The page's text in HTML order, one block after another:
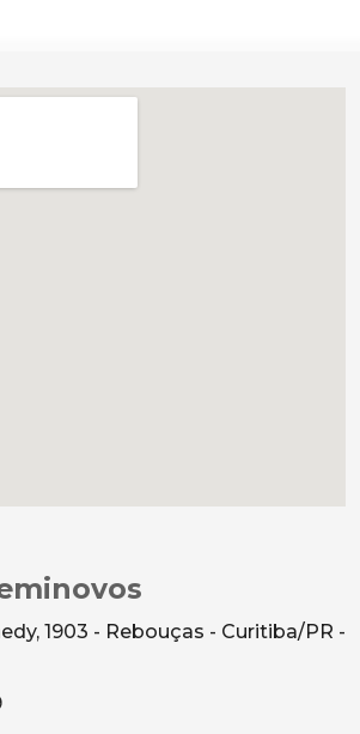
1903 - Rebouças - Curitiba/PR -